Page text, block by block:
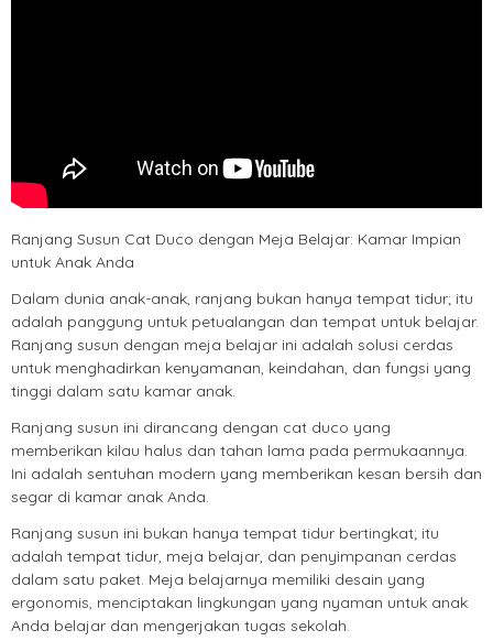
Ranjang Susun Cat Duco dengan Meja Belajar: Kamar Impian
untuk Anak Anda
Dalam dunia anak-anak, ranjang bukan hanya tempat tidur; itu
adalah panggung untuk petualangan dan tempat untuk belajar.
Ranjang susun dengan meja belajar ini adalah solusi cerdas
untuk menghadirkan kenyamanan, keindahan, dan fungsi yang
tinggi dalam satu kamar anak.
Ranjang susun ini dirancang dengan cat duco yang
memberikan kilau halus dan tahan lama pada permukaannya.
Ini adalah sentuhan modern yang memberikan kesan bersih dan
segar di kamar anak Anda.
Ranjang susun ini bukan hanya tempat tidur bertingkat; itu
adalah tempat tidur, meja belajar, dan penyimpanan cerdas
dalam satu paket. Meja belajarnya memiliki desain yang
ergonomis, menciptakan lingkungan yang nyaman untuk anak
Anda belajar dan mengerjakan tugas sekolah.